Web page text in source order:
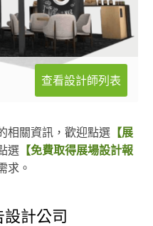
查看設計師列表
相關資訊，歡迎點選 【展
選 【免費取得展場設計報
求。
計公司